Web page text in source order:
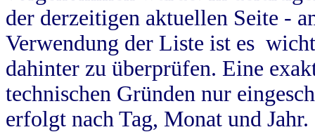
der derzeitigen aktuellen Seite -
Verwendung der Liste ist es
dahinter zu überprüfen. Eine
technischen Gründen nur
erfolgt nach Tag, Monat und Jahr.